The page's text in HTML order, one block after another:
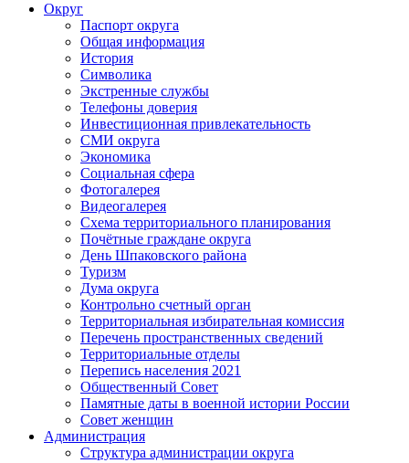
Округ
Паспорт округа
Общая информация
История
Символика
Экстренные службы
Телефоны доверия
Инвестиционная привлекательность
СМИ округа
Экономика
Социальная сфера
Фотогалерея
Видеогалерея
Схема территориального планирования
Почётные граждане округа
День Шпаковского района
Туризм
Дума округа
Контрольно счетный орган
Территориальная избирательная комиссия
Перечень пространственных сведений
Территориальные отделы
Перепись населения 2021
Общественный Совет
Памятные даты в военной истории России
Совет женщин
Администрация
Структура администрации округа